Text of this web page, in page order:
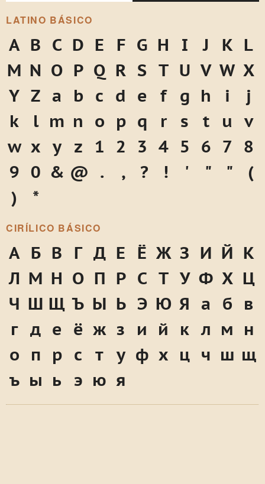
LATINO BÁSICO
A B C D E F G H I J K L
M N O P Q R S T U V W X
Y Z a b c d e f g h i
j
k
l m n o p q r s t u v
w x y z 1 2 3 4 5 6 7 8
9 0 & @ . , ? ! ' " "
(
)
*
CIRÍLICO BÁSICO
А Б В Г Д Е Ё Ж З И Й К
Л М Н О П Р С Т У Ф Х Ц
Ч Ш Щ Ъ Ы Ь Э Ю Я а б в
г д е ё ж з и й к л м н
о п р с т у ф х ц ч ш щ
ъ ы ь э ю я